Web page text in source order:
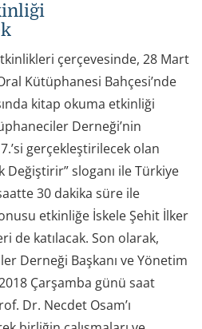
çerçevesinde, 28 Mart
Kütüphanesi Bahçesi’nde
kitap okuma etkinliği
Derneği’nin
gerçekleştirilecek olan
Değiştirir” sloganı ile Türkiye
30 dakika süre ile
etkinliğe İskele Şehit İlker
de katılacak. Son olarak,
Derneği Başkanı ve Yönetim
Çarşamba günü saat
Dr. Necdet Osam’ı